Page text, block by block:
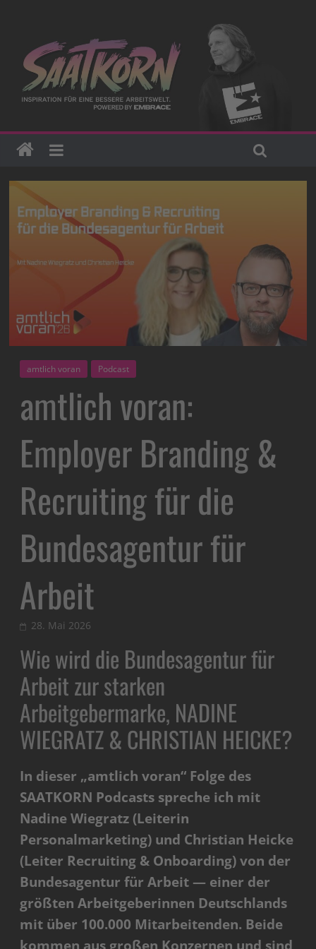
amtlich voran Podcast
amtlich voran:
Employer Branding &
Recruiting für die
Bundesagentur für
Arbeit
28. Mai 2026
Wie wird die Bundesagentur für
Arbeitzur starken
Arbeitgebermarke, NADINE
WIEGRATZ & CHRISTIAN HEICKE?
In dieser „amtlich voran“ Folge des
SAATKORN Podcasts spreche ich mit
Nadine Wiegratz (Leiterin
Personalmarketing) und Christian Heicke
(Leiter Recruiting & Onboarding) von der
Bundesagentur für Arbeit — einer der
größten Arbeitgeberinnen Deutschlands
mit über 100.000 Mitarbeitenden. Beide